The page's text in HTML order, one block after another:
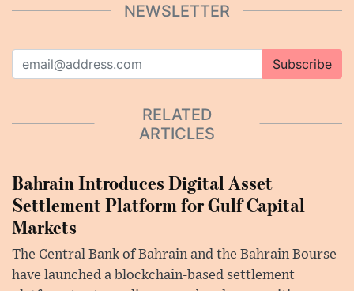
NEWSLETTER
Subscribe
RELATED
ARTICLES
Bahrain Introduces Digital Asset
Settlement Platform for Gulf Capital
Markets
The Central Bank of Bahrain and the Bahrain Bourse
have launched a blockchain-based settlement